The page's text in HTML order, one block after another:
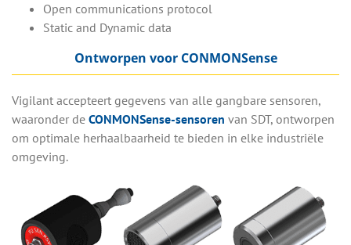
Open communications protocol
Static and Dynamic data
Ontworpen voor CONMONSense
Vigilant accepteert gegevens van alle gangbare sensoren,
waaronder de CONMONSense-sensoren van SDT, ontworpen
om optimale herhaalbaarheid te bieden in elke industriële
omgeving.